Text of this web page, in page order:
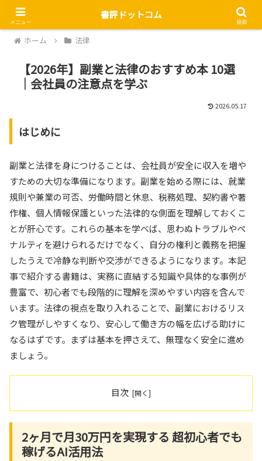
ホーム 法律
【2026年】副業と法律のおすすめ本 10選
｜会社員の注意点を学ぶ
2026.05.17
はじめに
副業と法律を身につけることは、会社員が安全に収入を増や
すための大切な準備になります。副業を始める際には、就業
規則や兼業の可否、労働時間と休息、税務処理、契約書や著
作権、個人情報保護といった法律的な側面を理解しておくこ
とが肝心です。これらの基本を学べば、思わぬトラブルやペ
ナルティを避けられるだけでなく、自分の権利と義務を把握
したうえで冷静な判断や交渉ができるようになります。本記
事で紹介する書籍は、実務に直結する知識や具体的な事例が
豊富で、初心者でも段階的に理解を深めやすい内容を含んで
います。法律の視点を取り入れることで、副業におけるリス
ク管理がしやすくなり、安心して働き方の幅を広げる助けに
なるはずです。まずは基本を押さえて、無理なく安全に進め
ましょう。
目次
2ヶ月で月30万円を実現する 超初心者でも
稼げるAI活用法
メニュー
書評ドットコム
検索